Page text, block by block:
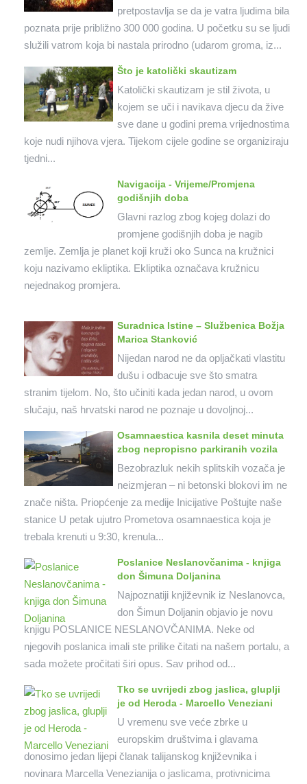
pretpostavlja se da je vatra ljudima bila
poznata prije približno 300 000 godina. U početku su se ljudi
služili vatrom koja bi nastala prirodno (udarom groma, iz...
Što je katolički skautizam
Katolički skautizam je stil života, u
kojem se uči i navikava djecu da žive
sve dane u godini prema vrijednostima
koje nudi njihova vjera. Tijekom cijele godine se organiziraju
tjedni...
Navigacija - Vrijeme/Promjena
godišnjih doba
Glavni razlog zbog kojeg dolazi do
promjene godišnjih doba je nagib
zemlje. Zemlja je planet koji kruži oko Sunca na kružnici
koju nazivamo ekliptika. Ekliptika označava kružnicu
nejednakog promjera.
Suradnica Istine – Službenica Božja
Marica Stanković
Nijedan narod ne da opljačkati vlastitu
dušu i odbacuje sve što smatra
stranim tijelom. No, što učiniti kada jedan narod, u ovom
slučaju, naš hrvatski narod ne poznaje u dovoljnoj...
Osamnaestica kasnila deset minuta
zbog nepropisno parkiranih vozila
Bezobrazluk nekih splitskih vozača je
neizmjeran – ni betonski blokovi im ne
znače ništa. Priopćenje za medije Inicijative Poštujte naše
stanice U petak ujutro Prometova osamnaestica koja je
trebala krenuti u 9:30, krenula...
Poslanice Neslanovčanima - knjiga
don Šimuna Doljanina
Najpoznatiji književnik iz Neslanovca,
don Šimun Doljanin objavio je novu
knjigu POSLANICE NESLANOVČANIMA. Neke od
njegovih poslanica imali ste prilike čitati na našem portalu, a
sada možete pročitati širi opus. Sav prihod od...
Tko se uvrijedi zbog jaslica, gluplji
je od Heroda - Marcello Veneziani
U vremenu sve veće zbrke u
europskim društvima i glavama
donosimo jedan lijepi članak talijanskog književnika i
novinara Marcella Venezianija o jaslicama, protivnicima